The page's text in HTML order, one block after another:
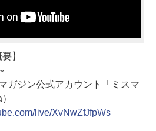
】
ガジン公式アカウント「ミスマ
live/XvNwZfJfpWs